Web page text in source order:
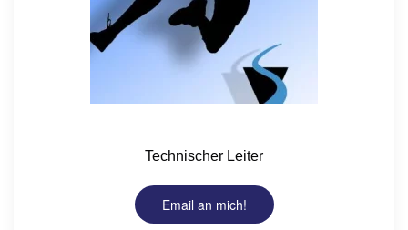
Technischer Leiter
Email an mich!